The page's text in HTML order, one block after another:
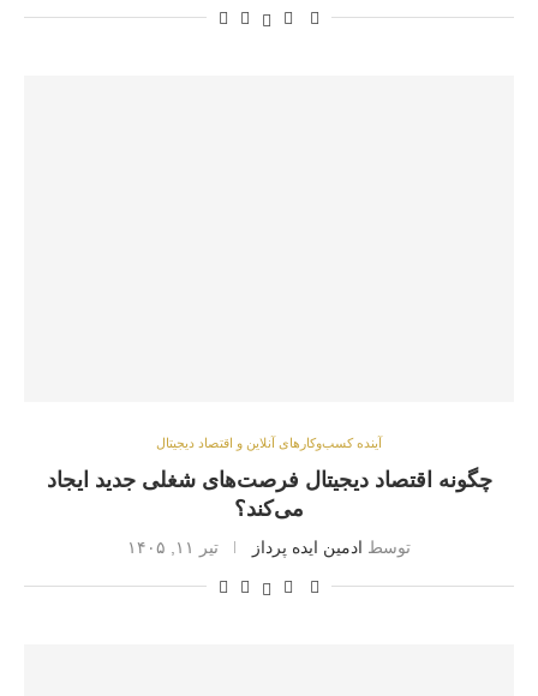
آینده کسب‌وکارهای آنلاین و اقتصاد دیجیتال
چگونه اقتصاد دیجیتال فرصت‌های شغلی جدید ایجاد
می‌کند؟
توسط ادمین ایده پرداز تیر ۱۱, ۱۴۰۵